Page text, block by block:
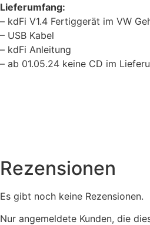
Lieferumfang:
– kdFi V1.4 Fertiggerät im VW
– USB Kabel
– kdFi Anleitung
– ab 01.05.24 keine CD im
Rezensionen
Es gibt noch keine Rezensionen.
Nur angemeldete Kunden, die